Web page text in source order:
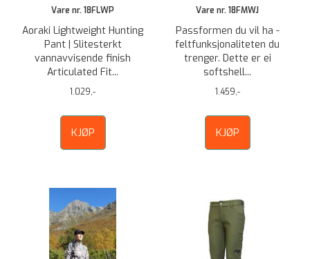
Vare nr. 18FLWP
Aoraki Lightweight Hunting
Pant | Slitesterkt
vannavvisende finish
Articulated Fit...
1.029,-
KJØP
Vare nr. 18FMWJ
Passformen du vil ha -
feltfunksjonaliteten du
trenger. Dette er ei
softshell...
1.459,-
KJØP